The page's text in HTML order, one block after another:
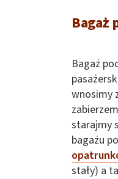
Bagaż
Bagaż
wnosimy
starajmy
bagażu
stały) a